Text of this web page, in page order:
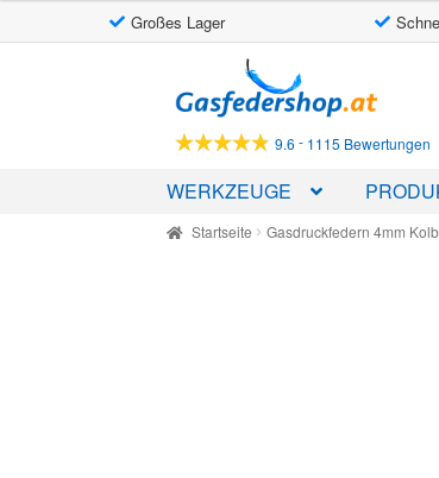
Großes Lager
to
navigation
to
content
9.6 - 1115 Bewertungen
WERKZEUGE
Startseite Gasdruckfedern 4mm